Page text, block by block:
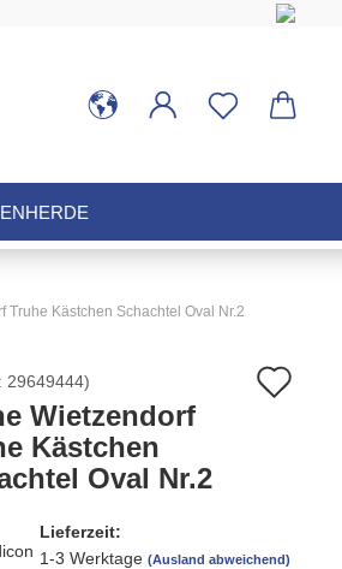
Truhe Kästchen Schachtel Oval Nr.2
29649444)
Wietzendorf
Kästchen
Oval Nr.2
Lieferzeit:
1-3 Werktage (Ausland abweichend)